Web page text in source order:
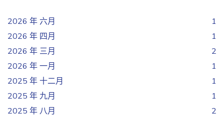
2026 年 六月
1
2026 年 四月
1
2026 年 三月
2
2026 年 一月
1
2025 年 十二月
1
2025 年 九月
1
2025 年 八月
2